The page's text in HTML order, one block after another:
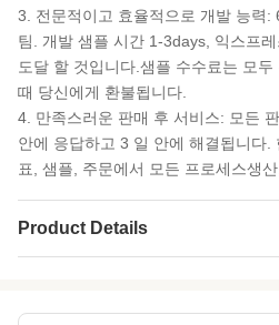
3. 전문적이고 효율적으로 개발 능력
팀. 개발 샘플 시간 1-3days, 익스프
도달 할 것입니다.샘플 수수료는 모
때 당신에게 환불됩니다.
4. 만족스러운 판매 후 서비스: 모든
안에 응답하고 3 일 안에 해결됩니다.
표, 샘플, 주문에서 모든 프로세스생
Product Details